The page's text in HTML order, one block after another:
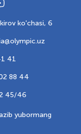
ko'chasi, 6
41
88 44
45/46
yubormang